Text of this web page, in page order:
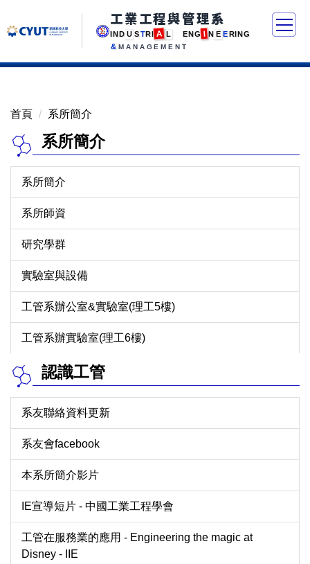
工業工程與管理系
N D U ST R I A L E NG I N E E R NG
& MANAGEMENT
首頁 系所簡介
系所簡介
系所簡介
系所師資
研究學群
實驗室與設備
工管系辦公室&實驗室(理工5樓)
工管系辦實驗室(理工6樓)
認識工管
系友聯絡資料更新
系友會facebook
本系所簡介影片
IE宣導短片 - 中國工業工程學會
工管在服務業的應用 - Engineering the magic at
Disney - IIE